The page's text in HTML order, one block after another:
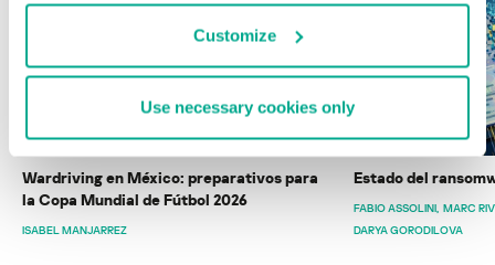
Customize
Use necessary cookies only
Wardriving en México: preparativos para
la Copa Mundial de Fútbol 2026
ISABEL MANJARREZ
Estado del
FABIO ASSOLINI MARC
DARYA GORODILOVA